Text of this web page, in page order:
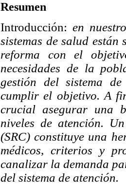
Resumen
Introducción: en
sistemas de salud están
reforma con el
necesidades de la
gestión del sistema
cumplir el objetivo. A
crucial asegurar una
niveles de atención.
(SRC) constituye una
médicos, criterios y
canalizar la demanda
del sistema de atención.